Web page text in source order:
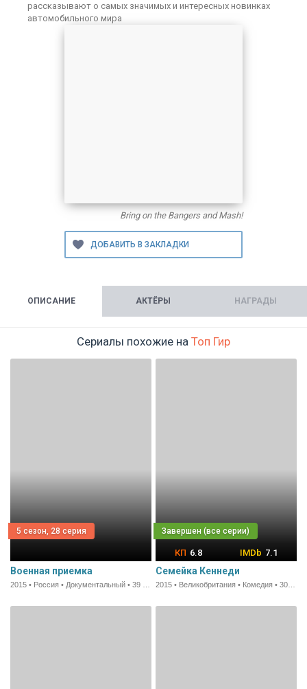
рассказывают о самых значимых и интересных новинках
автомобильного мира
Bring on the Bangers and Mash!
ОПИСАНИЕ АКТЁРЫ НАГРАДЫ
Сериалы похожие на Топ Гир
5 сезон, 28 серия
Военная приемка
6.8 7.1
Семейка Кеннеди